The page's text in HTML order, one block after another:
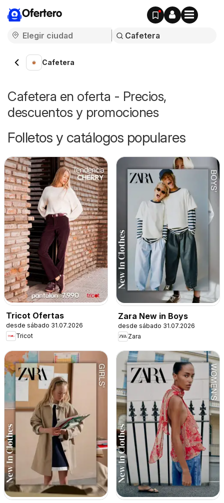
Ofertero
Cafetera
Cafetera en oferta - Precios,
descuentos y promociones
Folletos y catálogos populares
Tricot Ofertas
desde sábado 31.07.2026
Tricot
Zara New in Boys
desde sábado 31.07.2026
Zara